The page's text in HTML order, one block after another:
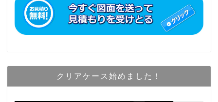
クリアケース始めました！